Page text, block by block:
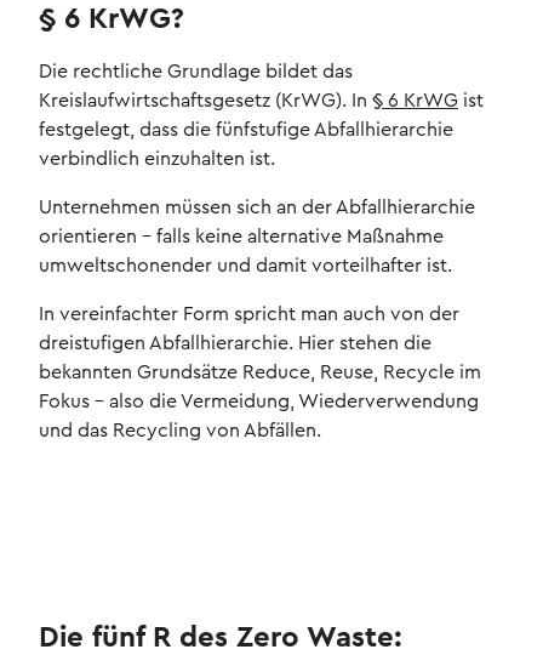
§ 6 KrWG?
Die rechtliche Grundlage bildet das
Kreislaufwirtschaftsgesetz (KrWG). In § 6 KrWG ist
festgelegt, dass die fünfstufige Abfallhierarchie
verbindlich einzuhalten ist.
Unternehmen müssen sich an der Abfallhierarchie
orientieren – falls keine alternative Maßnahme
umweltschonender und damit vorteilhafter ist.
In vereinfachter Form spricht man auch von der
dreistufigen Abfallhierarchie. Hier stehen die
bekannten Grundsätze Reduce, Reuse, Recycle im
Fokus – also die Vermeidung, Wiederverwendung
und das Recycling von Abfällen.
Die fünf R des Zero Waste: